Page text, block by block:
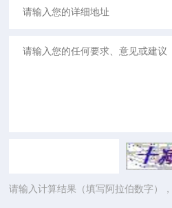
请输入计算结果（填写阿拉伯数字）